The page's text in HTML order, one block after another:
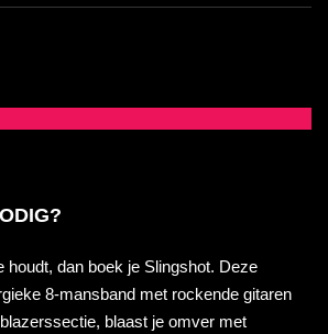
houdt, dan boek je Slingshot. Deze
8-mansband met rockende gitaren
blaast je omver met